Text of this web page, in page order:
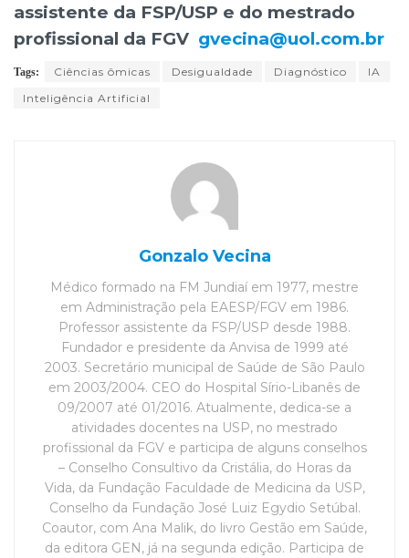
assistente da FSP/USP e do mestrado
profissional da FGV gvecina@uol.com.br
Tags: Ciências ômicas Desigualdade Diagnóstico
IA
Inteligência Artificial
Gonzalo Vecina
Médico formado na FM Jundiaí em 1977, mestre
em Administração pela EAESP/FGV em 1986.
Professor assistente da FSP/USP desde 1988.
Fundador e presidente da Anvisa de 1999 até
2003. Secretário municipal de Saúde de São Paulo
em 2003/2004. CEO do Hospital Sírio-Libanês de
09/2007 até 01/2016. Atualmente, dedica-se a
atividades docentes na USP, no mestrado
profissional da FGV e participa de alguns conselhos
– Conselho Consultivo da Cristália, do Horas da
Vida, da Fundação Faculdade de Medicina da USP,
Conselho da Fundação José Luiz Egydio Setúbal.
Coautor, com Ana Malik, do livro Gestão em Saúde,
da editora GEN, já na segunda edição. Participa de